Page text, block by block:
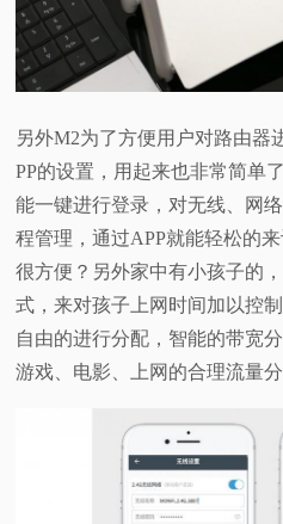
另外M2为了方便用户对路由器
PP的设置，用起来也非常简单
能一键进行登录，对无线、网
程管理，通过APP就能轻松的
很方便？另外家中有小孩子的
式，来对孩子上网时间加以控
自由的进行分配，智能的带宽
游戏、电影、上网的合理流量分